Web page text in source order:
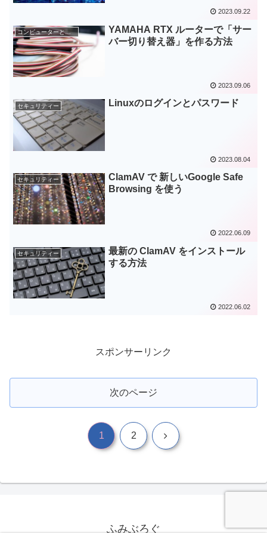
2023.09.22
コンピューターとネットワーク
YAMAHA RTX ルーターで「サー
バー切り替え器」を作る方法
2023.09.06
セキュリティー Linuxのログインとパスワード
2023.08.04
セキュリティー
ClamAV で 新しいGoogle Safe
Browsing を使う
2022.06.09
セキュリティー
最新の ClamAV をインストール
する方法
2022.06.02
スポンサーリンク
次のページ
1 2 次
ふみぶろぐ